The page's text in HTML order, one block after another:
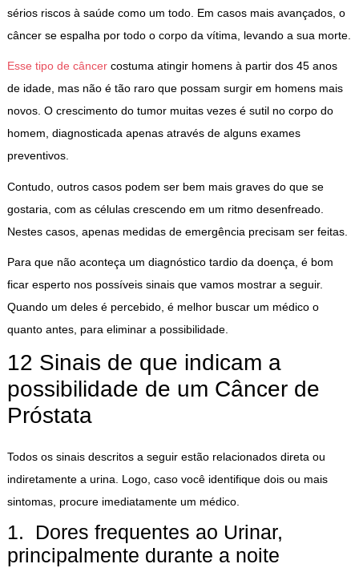
sérios riscos à saúde como um todo. Em casos mais avançados, o
câncer se espalha por todo o corpo da vítima, levando a sua morte.
Esse tipo de câncercostuma atingir homens à partir dos 45 anos
de idade, mas não é tão raro que possam surgir em homens mais
novos. O crescimento do tumor muitas vezes é sutil no corpo do
homem, diagnosticada apenas através de alguns exames
preventivos.
Contudo, outros casos podem ser bem mais graves do que se
gostaria, com as células crescendo em um ritmo desenfreado.
Nestes casos, apenas medidas de emergência precisam ser feitas.
Para que não aconteça um diagnóstico tardio da doença, é bom
ficar esperto nos possíveis sinais que vamos mostrar a seguir.
Quando um deles é percebido, é melhor buscar um médico o
quanto antes, para eliminar a possibilidade.
12 Sinais de que indicam a
possibilidade de um Câncer de
Próstata
Todos os sinais descritos a seguir estão relacionados direta ou
indiretamente a urina. Logo, caso você identifique dois ou mais
sintomas, procure imediatamente um médico.
1. Dores frequentes ao Urinar,
principalmente durante a noite